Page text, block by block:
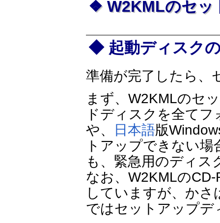
W2KMLのセ
起動ディスク
準備が完了したら、
まず、W2KMLのセ
ドディスクを全て
や、
日本語版
トアップできない
も、緊急用のディ
なお、W2KMLの
していますが、かさ
ではセットアップデ